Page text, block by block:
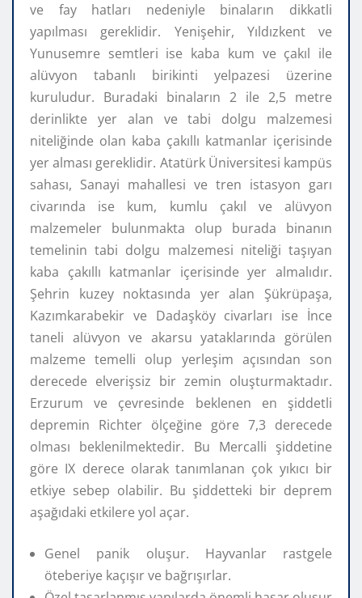
ve fay hatları nedeniyle binaların dikkatli
yapılması gereklidir. Yenişehir, Yıldızkent ve
Yunusemre semtleri ise kaba kum ve çakıl ile
alüvyon tabanlı birikinti yelpazesi üzerine
kuruludur. Buradaki binaların 2 ile 2,5 metre
derinlikte yer alan ve tabi dolgu malzemesi
niteliğinde olan kaba çakıllı katmanlar içerisinde
yer alması gereklidir. Atatürk Üniversitesi kampüs
sahası, Sanayi mahallesi ve tren istasyon garı
civarında ise kum, kumlu çakıl ve alüvyon
malzemeler bulunmakta olup burada binanın
temelinin tabi dolgu malzemesi niteliği taşıyan
kaba çakıllı katmanlar içerisinde yer almalıdır.
Şehrin kuzey noktasında yer alan Şükrüpaşa,
Kazımkarabekir ve Dadaşköy civarları ise İnce
taneli alüvyon ve akarsu yataklarında görülen
malzeme temelli olup yerleşim açısından son
derecede elverişsiz bir zemin oluşturmaktadır.
Erzurum ve çevresinde beklenen en şiddetli
depremin Richter ölçeğine göre 7,3 derecede
olması beklenilmektedir. Bu Mercalli şiddetine
göre IX derece olarak tanımlanan çok yıkıcı bir
etkiye sebep olabilir. Bu şiddetteki bir deprem
aşağıdaki etkilere yol açar.
Genel panik oluşur. Hayvanlar rastgele
öteberiye kaçışır ve bağrışırlar.